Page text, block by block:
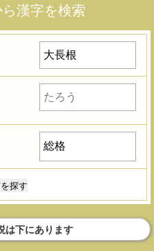
漢字を検索
は下にあります